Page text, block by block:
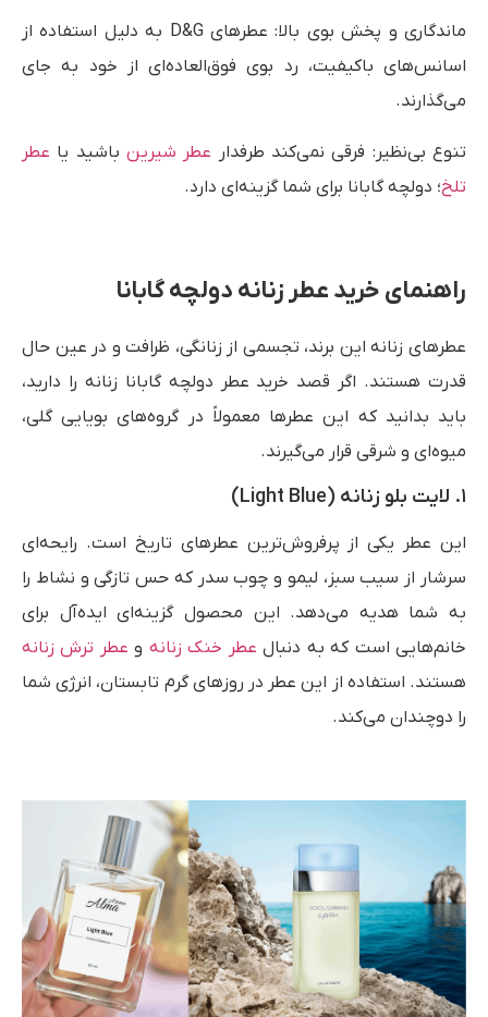
ماندگاری و پخش بوی بالا: عطرهای D&G به دلیل استفاده از
اسانس‌های باکیفیت، رد بوی فوق‌العاده‌ای از خود به جای
می‌گذارند.
تنوع بی‌نظیر: فرقی نمی‌کند طرفدار عطر شیرین باشید یا عطر
تلخ؛ دولچه گابانا برای شما گزینه‌ای دارد.
راهنمای خرید عطر زنانه دولچه گابانا
عطرهای زنانه این برند، تجسمی از زنانگی، ظرافت و در عین حال
قدرت هستند. اگر قصد خرید عطر دولچه گابانا زنانه را دارید،
باید بدانید که این عطرها معمولاً در گروه‌های بویایی گلی،
میوه‌ای و شرقی قرار می‌گیرند.
۱. لایت بلو زنانه (Light Blue)
این عطر یکی از پرفروش‌ترین عطرهای تاریخ است. رایحه‌ای
سرشار از سیب سبز، لیمو و چوب سدر که حس تازگی و نشاط را
به شما هدیه می‌دهد. این محصول گزینه‌ای ایده‌آل برای
خانم‌هایی است که به دنبال عطر خنک زنانه و عطر ترش زنانه
هستند. استفاده از این عطر در روزهای گرم تابستان، انرژی شما
را دوچندان می‌کند.